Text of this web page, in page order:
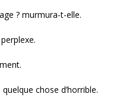
? murmura-t-elle.
chose d’horrible.